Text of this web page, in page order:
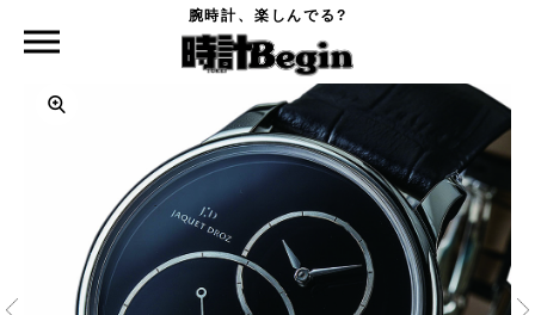
腕時計、楽しんでる?
JAQUET DROZ グラン・セコンド オフセンター